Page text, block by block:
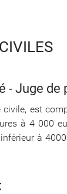
- Juge de
civile, est
à 4 000
à